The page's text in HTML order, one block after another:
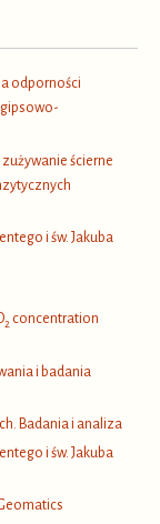
odporności
ścierne
i św. Jakuba
2 concentration
i badania
Badania i analiza
i św. Jakuba